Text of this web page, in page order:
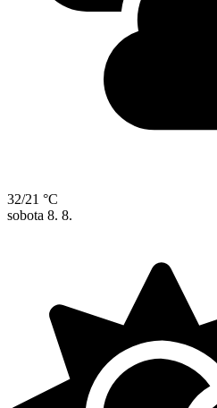
32/21 °C
sobota 8. 8.